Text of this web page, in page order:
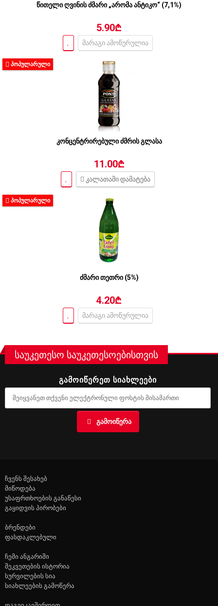
წითელი ღვინის ძმარი „არომა ანტიკო“ (7,1%)
5.90₾
მარაგი ამოწურულია
ᲞᲝᲞᲣᲚᲐᲠᲣᲚᲘ
კონცენტრირებული ძმრის გლასა
11.00₾
კალათაში დამატება
ᲞᲝᲞᲣᲚᲐᲠᲣᲚᲘ
ძმარი თეთრი (5%)
4.20₾
მარაგი ამოწურულია
საუკეთესო საუკეთესოებისთვის
ᲒᲐᲛᲝᲘᲬᲔᲠᲔᲗ ᲡᲘᲐᲮᲚᲔᲔᲑᲘ
ᲒᲐᲛᲝᲘᲬᲔᲠᲐ
ჩვენს შესახებ
მიწოდება
უსაფრთხოების განაწესი
გაყიდვის პირობები
ბრენდები
ფასდაკლებული
ჩემი ანგარიში
შეკვეთების ისტორია
სურვილების სია
სიახლეების გამოწერა